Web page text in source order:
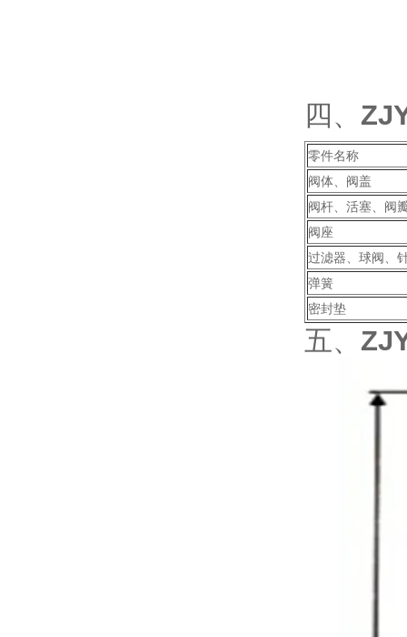
四、
零件名称
阀体、阀盖
阀杆、活塞、阀
阀座
过滤器、球阀、
弹簧
密封垫
五、